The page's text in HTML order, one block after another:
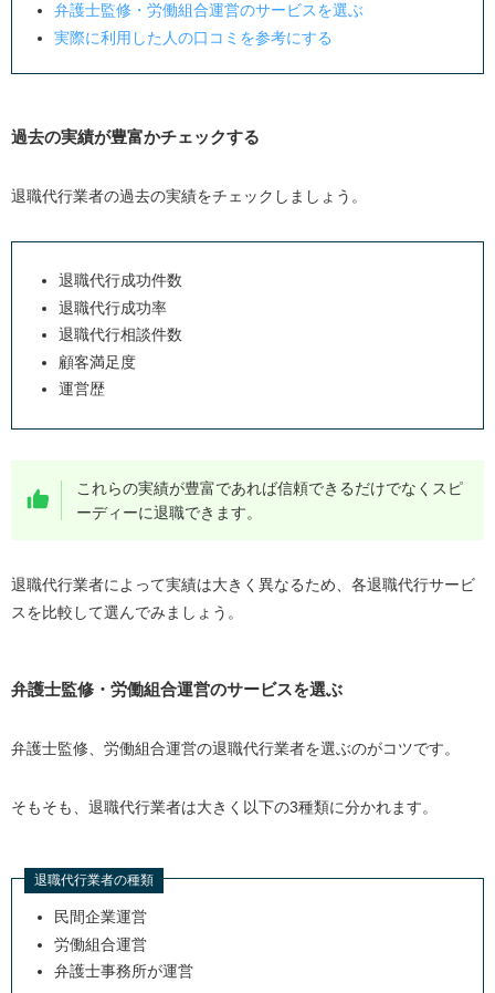
弁護士監修・労働組合運営のサービスを選ぶ
実際に利用した人の口コミを参考にする
過去の実績が豊富かチェックする
退職代行業者の過去の実績をチェックしましょう。
退職代行成功件数
退職代行成功率
退職代行相談件数
顧客満足度
運営歴
これらの実績が豊富であれば信頼できるだけでなくスピ
ーディーに退職できます。
退職代行業者によって実績は大きく異なるため、各退職代行サービ
スを比較して選んでみましょう。
弁護士監修・労働組合運営のサービスを選ぶ
弁護士監修、労働組合運営の退職代行業者を選ぶのがコツです。
そもそも、退職代行業者は大きく以下の3種類に分かれます。
退職代行業者の種類
民間企業運営
労働組合運営
弁護士事務所が運営